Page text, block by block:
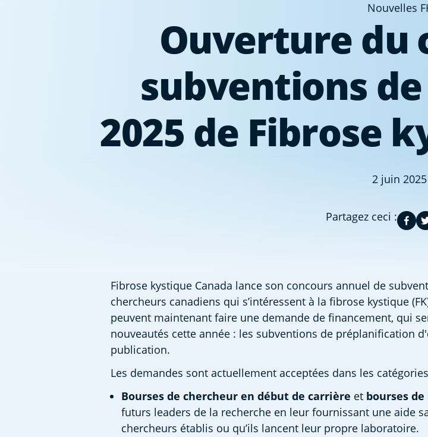
Nouvelles
Ouverture du
subventions
2025 de Fibrose
2 juin 2025
Partagez ceci :
Fibrose kystique Canada lance son concours annuel de
chercheurs canadiens qui s’intéressent à la fibrose kystique
peuvent maintenant faire une demande de financement, qui
nouveautés cette année : les subventions de préplanification
publication.
Les demandes sont actuellement acceptées dans les
Bourses de chercheur en début de carrière et bourses
futurs leaders de la recherche en leur fournissant une aide
chercheurs établis ou qu’ils lancent leur propre laboratoire.